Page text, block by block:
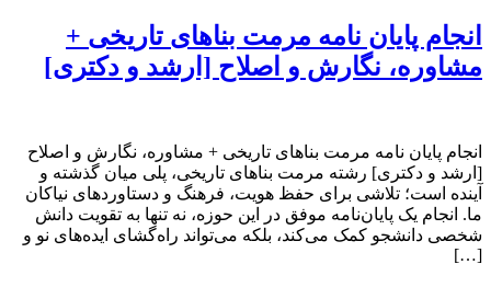
انجام پایان نامه مرمت بناهای تاریخی +
مشاوره، نگارش و اصلاح [ارشد و دکتری]
انجام پایان نامه مرمت بناهای تاریخی + مشاوره، نگارش و اصلاح
[ارشد و دکتری] رشته مرمت بناهای تاریخی، پلی میان گذشته و
آینده است؛ تلاشی برای حفظ هویت، فرهنگ و دستاوردهای نیاکان
ما. انجام یک پایان‌نامه موفق در این حوزه، نه تنها به تقویت دانش
شخصی دانشجو کمک می‌کند، بلکه می‌تواند راه‌گشای ایده‌های نو و
[…]